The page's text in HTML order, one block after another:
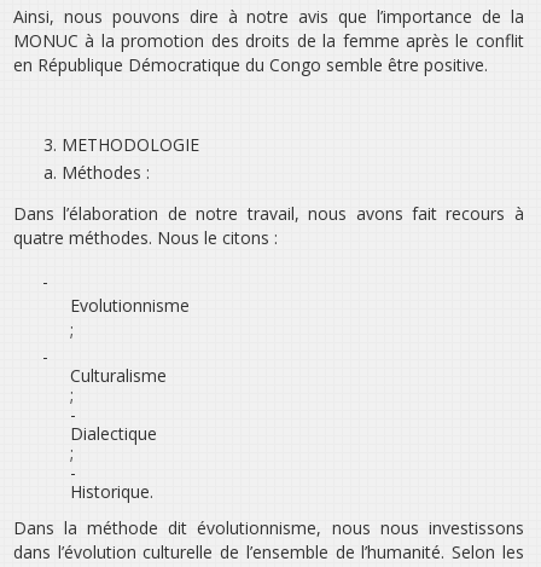
Ainsi, nous pouvons dire à notre avis que l’importance de la
MONUC à la promotion des droits de la femme après le conflit
en République Démocratique du Congo semble être positive.
3. METHODOLOGIE
a. Méthodes :
Dans l’élaboration de notre travail, nous avons fait recours à
quatre méthodes. Nous le citons :
-
Evolutionnisme
;
-
Culturalisme
;
-
Dialectique
;
-
Historique.
Dans la méthode dit évolutionnisme, nous nous investissons
dans l’évolution culturelle de l’ensemble de l’humanité. Selon les